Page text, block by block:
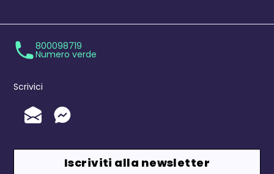
800098719
Numero verde
Scrivici
Invia un'Email
Messenger
Iscriviti alla newsletter